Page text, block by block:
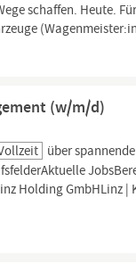
schaffen. Heute.
(w/m/d)
über
Holding GmbHLinz |